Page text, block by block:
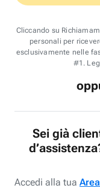
Cliccando su
personali per
esclusivamente nelle
#1.
Sei già
Accedi alla tua